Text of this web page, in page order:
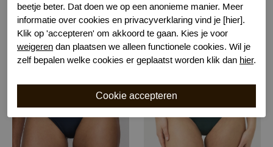
velvet blue
€ 46,99
velvet blue
€ 30,99
beetje beter. Dat doen we op een anonieme manier. Meer
informatie over cookies en privacyverklaring vind je [hier].
Klik op 'accepteren' om akkoord te gaan. Kies je voor
weigeren dan plaatsen we alleen functionele cookies. Wil je
zelf bepalen welke cookies er geplaatst worden klik dan hier.